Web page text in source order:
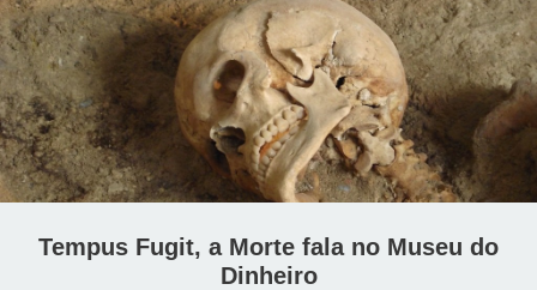
Tempus Fugit, a Morte fala no Museu do
Dinheiro